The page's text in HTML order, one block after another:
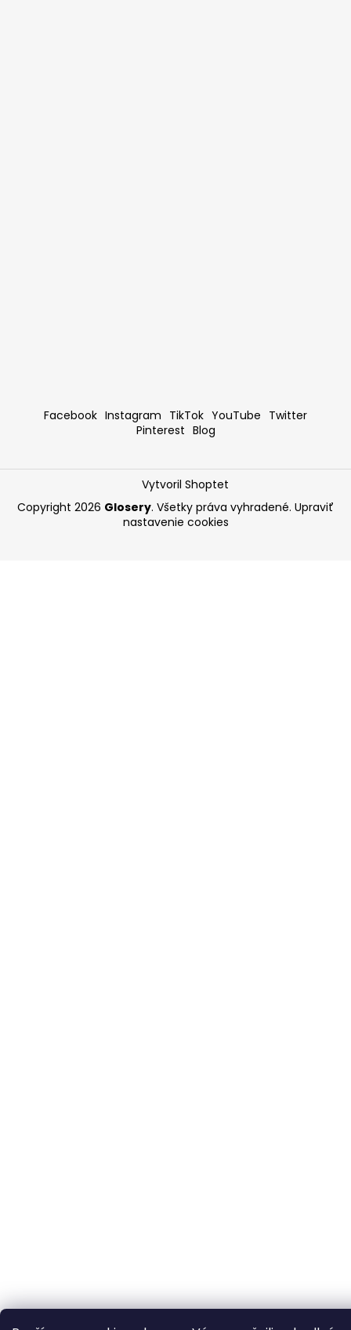
Facebook Instagram TikTok YouTube Twitter
Pinterest Blog
Vytvoril Shoptet
Copyright 2026 Glosery. Všetky práva vyhradené. Upraviť
nastavenie cookies